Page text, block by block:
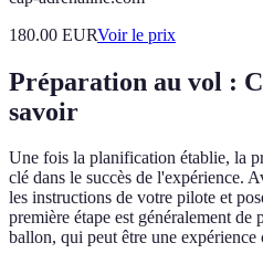
180.00 EURVoir le prix
Préparation au vol :
savoir
Une fois la planification établie, la
clé dans le succès de l'expérience.
les instructions de votre pilote et
première étape est généralement de
ballon, qui peut être une expérience